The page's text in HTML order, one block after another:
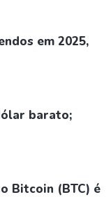
em 2025,
barato;
Bitcoin (BTC) é